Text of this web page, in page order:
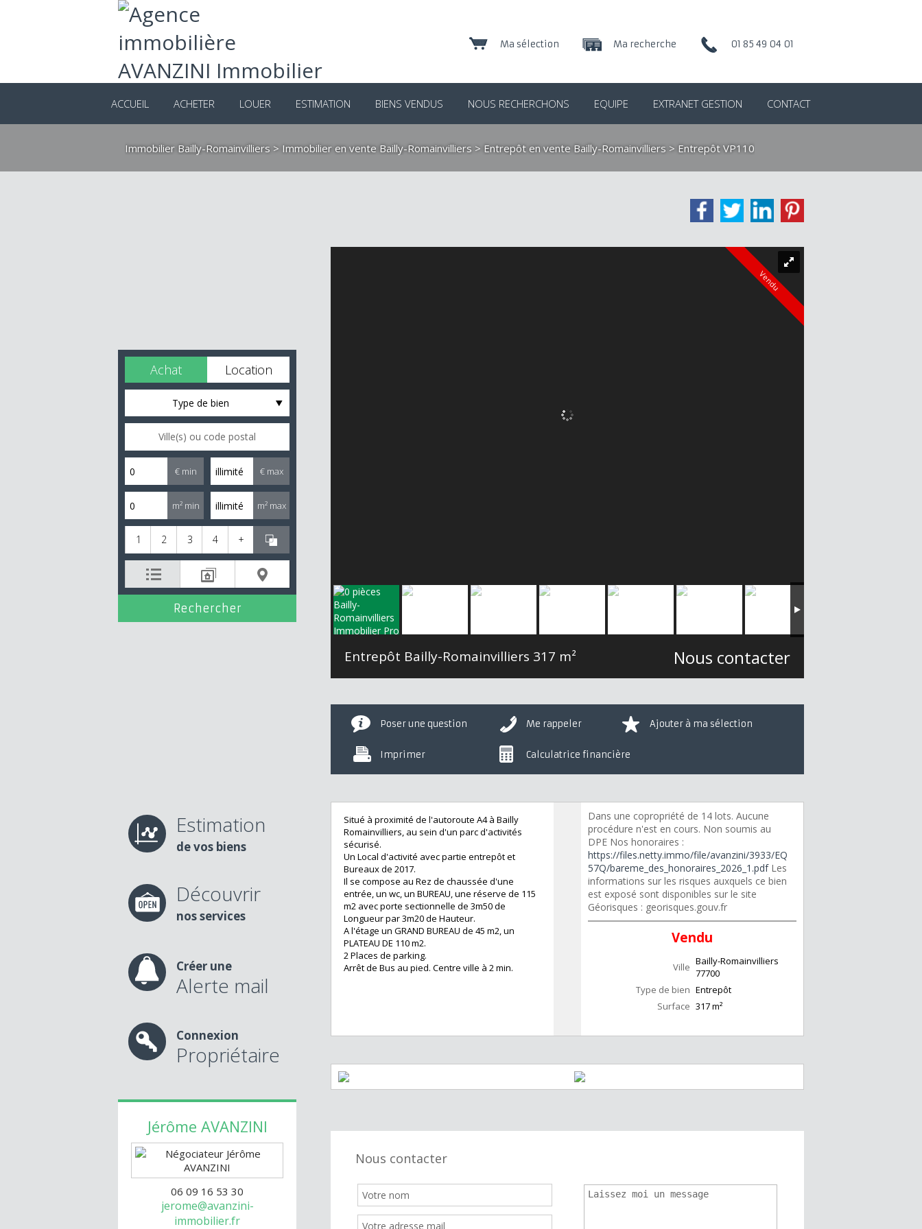
01 85 49 04 01
Ma recherche
Ma sélection
ACCUEIL ACHETER LOUER ESTIMATION BIENS VENDUS NOUS RECHERCHONS EQUIPE EXTRANET GESTION CONTACT
Immobilier Bailly-Romainvilliers > Immobilier en vente Bailly-Romainvilliers > Entrepôt en vente Bailly-Romainvilliers > Entrepôt VP110
Achat Location
Type de bien
€ min € max
m² min m² max
1 2 3 4 +
Estimation
de vos biens
Découvrir
nos services
Créer une
Alerte mail
Connexion
Propriétaire
Jérôme AVANZINI
06 09 16 53 30
jerome@avanzini-
immobilier.fr
Vendu
Entrepôt Bailly-Romainvilliers 317 m² Nous contacter
Poser une question Me rappeler Ajouter à ma sélection
Imprimer Calculatrice financière
Situé à proximité de l'autoroute A4 à Bailly
Romainvilliers, au sein d'un parc d'activités
sécurisé.
Un Local d'activité avec partie entrepôt et
Bureaux de 2017.
Il se compose au Rez de chaussée d'une
entrée, un wc, un BUREAU, une réserve de 115
m2 avec porte sectionnelle de 3m50 de
Longueur par 3m20 de Hauteur.
A l'étage un GRAND BUREAU de 45 m2, un
PLATEAU DE 110 m2.
2 Places de parking.
Arrêt de Bus au pied. Centre ville à 2 min.
Dans une copropriété de 14 lots. Aucune
procédure n'est en cours. Non soumis au
DPE Nos honoraires :
https://files.netty.immo/file/avanzini/3933/EQ
57Q/bareme_des_honoraires_2026_1.pdfLes
informations sur les risques auxquels ce bien
est exposé sont disponibles sur le site
Géorisques : georisques.gouv.fr
Vendu
Ville Bailly-Romainvilliers
77700
Type de bien Entrepôt
Surface 317m²
Nous contacter